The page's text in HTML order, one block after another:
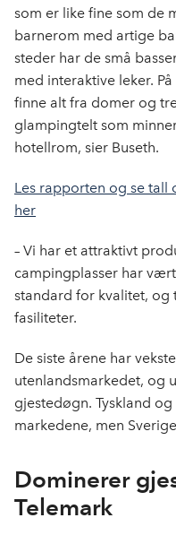
som er like fine som de
barnerom med artige
steder har de små
med interaktive leker.
finne alt fra domer og
glampingtelt som
hotellrom, sier Buseth.
Les rapporten og se tall
her
– Vi har et attraktivt
campingplasser har
standard for kvalitet,
fasiliteter.
De siste årene har
utenlandsmarkedet, og
gjestedøgn. Tyskland
markedene, men
Dominerer
Telemark